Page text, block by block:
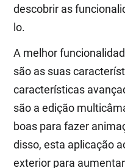
descobrir as
lo.
A melhor
são as suas
características
são a edição
boas para fazer
disso, esta aplicação
exterior para